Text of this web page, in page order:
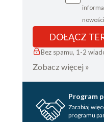
DOŁĄCZ
Bez spamu, 1-2
Zobacz więcej »
Program
Zarabiaj
programu